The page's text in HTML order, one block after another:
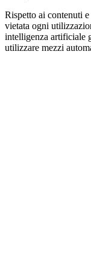
Rispetto ai contenuti
vietata ogni
intelligenza artificiale
utilizzare mezzi